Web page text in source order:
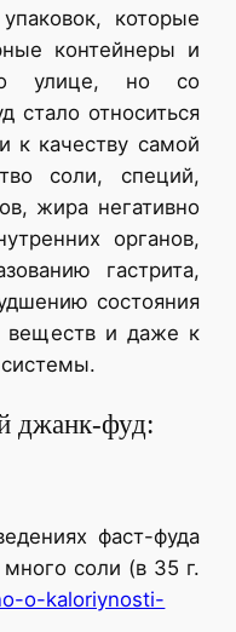
которые
контейнеры и
улице, но со
стало относиться
к качеству самой
соли, специй,
жира негативно
органов,
гастрита,
состояния
и даже к
джанк-фуд:
фаст-фуда
соли (в 35 г.